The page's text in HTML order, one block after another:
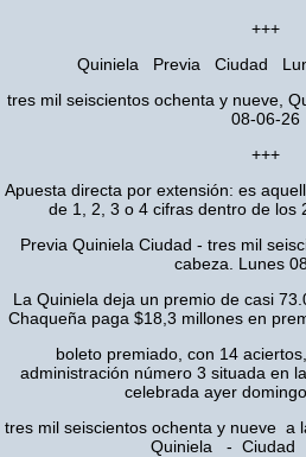
+++
Quiniela Previa Ciudad
tres mil seiscientos ochenta y nueve,
08-06-26
+++
Apuesta directa por extensión: es
de 1, 2, 3 o 4 cifras dentro de los
Previa Quiniela Ciudad - tres mil
cabeza. Lunes
La Quiniela deja un premio de casi
Chaqueña paga $18,3 millones en
boleto premiado, con 14
administración número 3 situada en
celebrada ayer
tres mil seiscientos ochenta y nueve a
Quiniela - Ciudad